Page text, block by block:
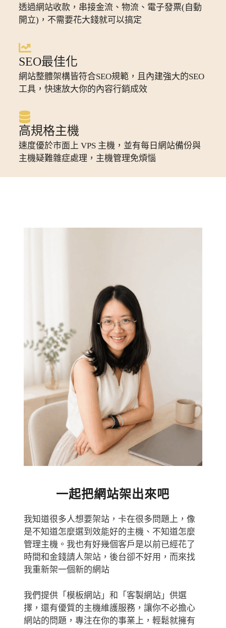
透過網站收款，串接金流、物流、電子發票(自動
開立)，不需要花大錢就可以搞定
SEO最佳化
網站整體架構皆符合SEO規範，且內建強大的SEO
工具，快速放大你的內容行銷成效
高規格主機
速度優於市面上 VPS 主機，並有每日網站備份與
主機疑難雜症處理，主機管理免煩惱
一起把網站架出來吧
我知道很多人想要架站，卡在很多問題上，像
是不知道怎麼選到效能好的主機、不知道怎麼
管理主機。 我也有好幾個客戶是以前已經花了
時間和金錢請人架站，後台卻不好用，而來找
我重新架一個新的網站
我們提供「模板網站」和「客製網站」供選
擇，還有優質的主機維護服務，讓你不必擔心
網站的問題，專注在你的事業上，輕鬆就擁有